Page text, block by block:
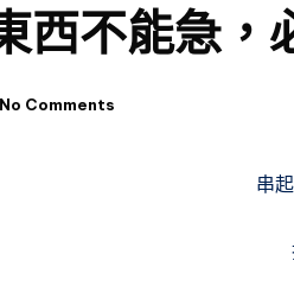
西不能急，
No Comments
串